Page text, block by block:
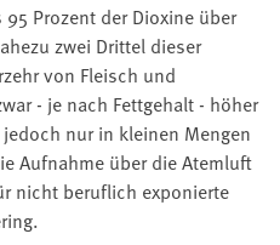
Prozent der Dioxine über
zwei Drittel dieser
von Fleisch und
- je nach Fettgehalt - höher
nur in kleinen Mengen
Aufnahme über die Atemluft
nicht beruflich exponierte